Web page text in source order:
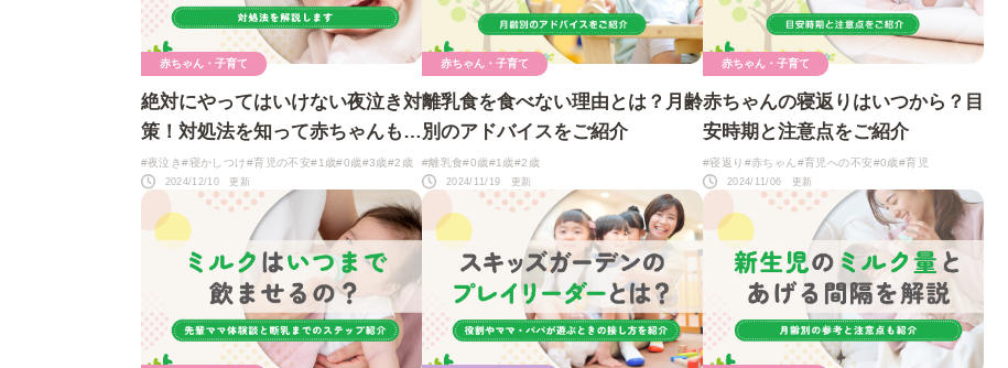
赤ちゃん・子育て
絶対にやってはいけない夜泣き対
策！対処法を知って赤ちゃんもマ
マも安心
#夜泣き#寝かしつけ#育児の不安#1歳#0歳#3歳#2歳
2024/12/10 更新
赤ちゃん・子育て
離乳食を食べない理由とは？月齢
別のアドバイスをご紹介
#離乳食#0歳#1歳#2歳
2024/11/19 更新
赤ちゃん・子育て
赤ちゃんの寝返りはいつから？目
安時期と注意点をご紹介
#寝返り #赤ちゃん #育児への不安#0歳#育児
2024/11/06 更新